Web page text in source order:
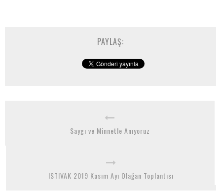
PAYLAŞ:
Saygı ve Minnetle Anıyoruz
ISTIVAK 2019 Kasım Ayı Olağan Toplantısı